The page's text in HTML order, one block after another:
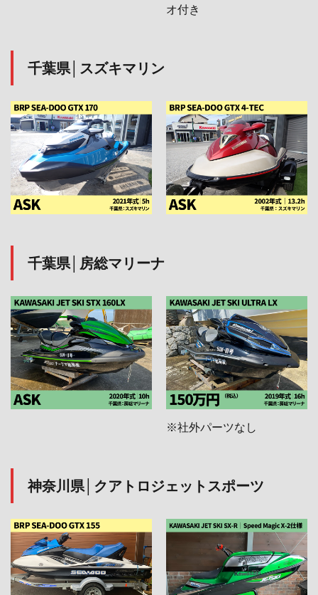
オ付き
千葉県│スズキマリン
千葉県│房総マリーナ
※社外パーツなし
神奈川県│クアトロジェットスポーツ